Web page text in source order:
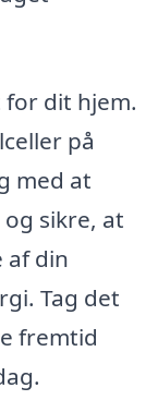
dit hjem.
på
med at
sikre, at
af din
Tag det
fremtid